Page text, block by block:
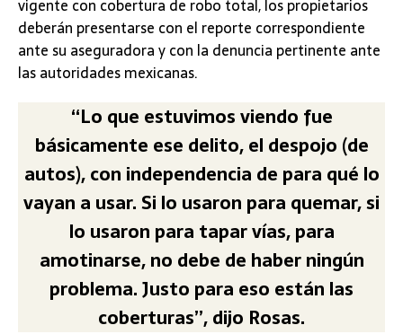
vigente con cobertura de robo total, los propietarios
deberán presentarse con el reporte correspondiente
ante su aseguradora y con la denuncia pertinente ante
las autoridades mexicanas.
“Lo que estuvimos viendo fue
básicamente ese delito, el despojo (de
autos), con independencia de para qué lo
vayan a usar. Si lo usaron para quemar, si
lo usaron para tapar vías, para
amotinarse, no debe de haber ningún
problema. Justo para eso están las
coberturas”, dijo Rosas.